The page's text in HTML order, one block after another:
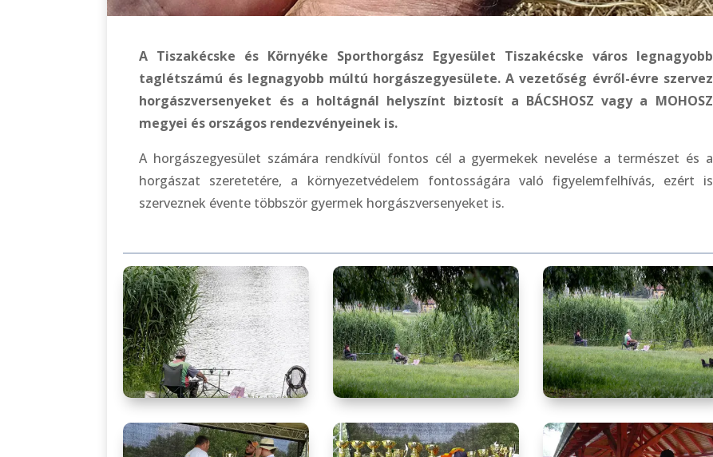
A Tiszakécske és Környéke Sporthorgász Egyesület Tiszakécske város legnagyobb
taglétszámú és legnagyobb múltú horgászegyesülete. A vezetőség évről-évre szervez
horgászversenyeket és a holtágnál helyszínt biztosít a BÁCSHOSZ vagy a MOHOSZ
megyei és országos rendezvényeinek is.
A horgászegyesület számára rendkívül fontos cél a gyermekek nevelése a természet és a
horgászat szeretetére, a környezetvédelem fontosságára való figyelemfelhívás, ezért is
szerveznek évente többször gyermek horgászversenyeket is.